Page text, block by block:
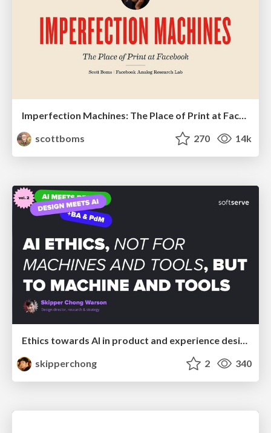
Imperfection Machines: The Place of Print at Facebook
scottboms
270 14k
Ethics towards AI in product and experience design
skipperchong
2 340